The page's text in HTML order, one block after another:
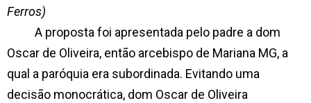
Ferros)
A proposta foi apresentada pelo padre a dom
Oscar de Oliveira, então arcebispo de Mariana MG, a
qual a paróquia era subordinada. Evitando uma
decisão monocrática, dom Oscar de Oliveira